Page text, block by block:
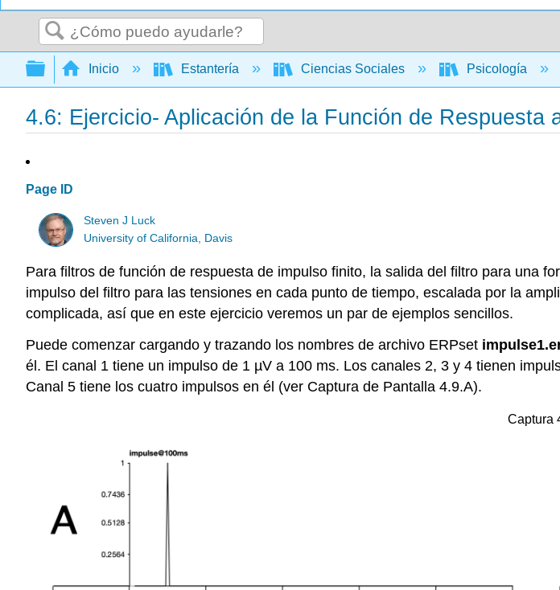
Buscar
Expandir/contraer jerarquía global
Inicio Estantería Ciencias Sociales Psicología
4.6: Ejercicio- Aplicación de la Función de Respuesta
Page ID
Steven J Luck
University of California, Davis
Para filtros de función de respuesta de impulso finito, la salida del filtro para una
impulso del filtro para las tensiones en cada punto de tiempo, escalada por la
complicada, así que en este ejercicio veremos un par de ejemplos sencillos.
Puede comenzar cargando y trazando los nombres de archivo ERPset
él. El canal 1 tiene un impulso de 1 µV a 100 ms. Los canales 2, 3 y 4 tienen
Canal 5 tiene los cuatro impulsos en él (ver Captura de Pantalla 4.9.A).
Captura